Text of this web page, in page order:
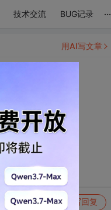
技术交流 BUG记录 ...
写回复
用AI写文章